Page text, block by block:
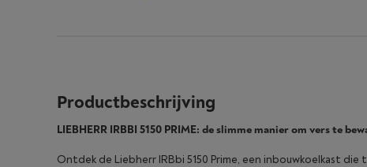
Productbeschrijving
LIEBHERR IRBBI 5150 PRIME: de slimme manier om vers te
Ontdek de Liebherr IRBbi 5150 Prime, een inbouwkoelkast